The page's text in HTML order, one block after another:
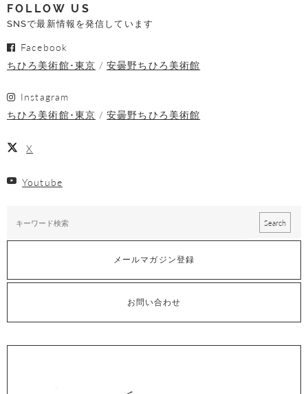
FOLLOW US
SNSで最新情報を発信しています
Facebook
ちひろ美術館･東京
安曇野ちひろ美術館
Instagram
ちひろ美術館･東京
安曇野ちひろ美術館
X
Youtube
メールマガジン登録
お問い合わせ